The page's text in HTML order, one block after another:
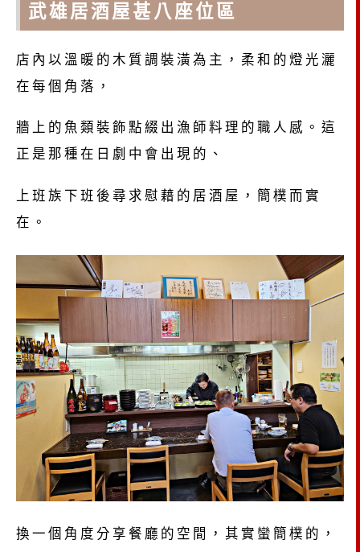
武雄居酒屋甚八座位區
店內以溫暖的木質調裝潢為主，柔和的燈光灑
在每個角落，
牆上的魚類裝飾點綴出漁師料理的職人感。這
正是那種在日劇中會出現的、
上班族下班後尋求慰藉的居酒屋，簡樸而實
在。
換一個角度分享餐廳的空間，其實蠻簡樸的，